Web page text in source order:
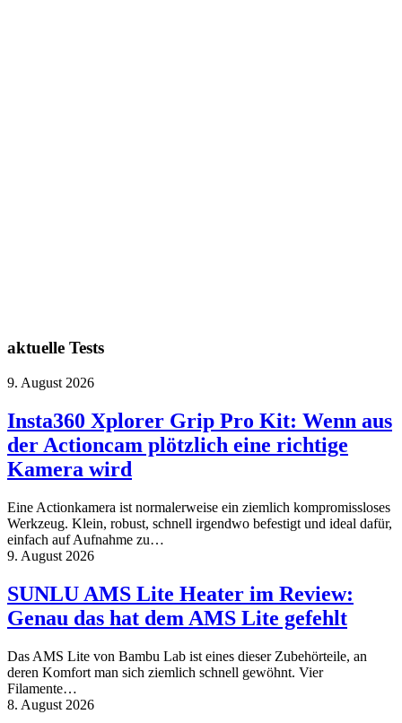
aktuelle Tests
9. August 2026
Insta360 Xplorer Grip Pro Kit: Wenn aus
der Actioncam plötzlich eine richtige
Kamera wird
Eine Actionkamera ist normalerweise ein ziemlich kompromissloses
Werkzeug. Klein, robust, schnell irgendwo befestigt und ideal dafür,
einfach auf Aufnahme zu…
9. August 2026
SUNLU AMS Lite Heater im Review:
Genau das hat dem AMS Lite gefehlt
Das AMS Lite von Bambu Lab ist eines dieser Zubehörteile, an
deren Komfort man sich ziemlich schnell gewöhnt. Vier
Filamente…
8. August 2026